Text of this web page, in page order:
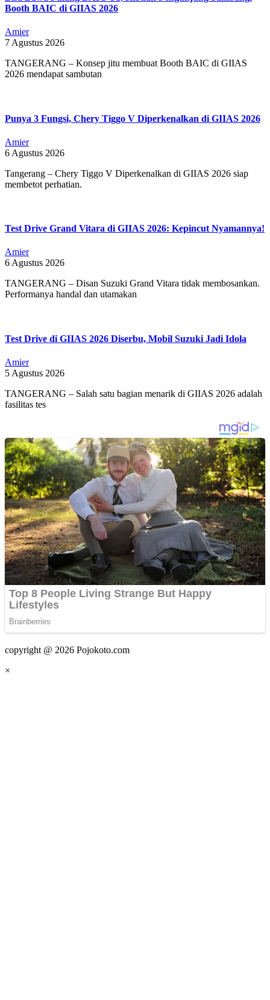
Booth BAIC di GIIAS 2026
Amier
7 Agustus 2026
TANGERANG – Konsep jitu membuat Booth BAIC di GIIAS
2026 mendapat sambutan
Punya 3 Fungsi, Chery Tiggo V Diperkenalkan di GIIAS 2026
Amier
6 Agustus 2026
Tangerang – Chery Tiggo V Diperkenalkan di GIIAS 2026 siap
membetot perhatian.
Test Drive Grand Vitara di GIIAS 2026: Kepincut Nyamannya!
Amier
6 Agustus 2026
TANGERANG – Disan Suzuki Grand Vitara tidak membosankan.
Performanya handal dan utamakan
Test Drive di GIIAS 2026 Diserbu, Mobil Suzuki Jadi Idola
Amier
5 Agustus 2026
TANGERANG – Salah satu bagian menarik di GIIAS 2026 adalah
fasilitas tes
copyright @ 2026 Pojokoto.com
×